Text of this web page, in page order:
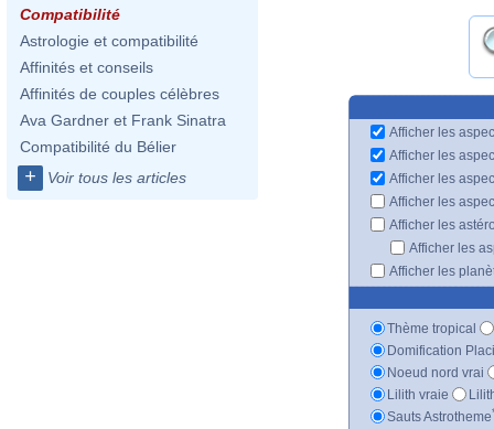
Compatibilité
Astrologie et compatibilité
Affinités et conseils
Affinités de couples célèbres
Ava Gardner et Frank Sinatra
Compatibilité du Bélier
+ Voir tous les articles
Afficher les
Afficher les
Afficher les
Afficher les
Afficher les
Afficher les
Afficher les
Thème tropical
Domification
Noeud nord vrai
Lilith vraie
Sauts Astrotheme